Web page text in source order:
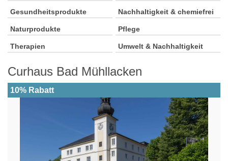
Gesundheitsprodukte Nachhaltigkeit & chemiefrei
Naturprodukte Pflege
Therapien Umwelt & Nachhaltigkeit
Curhaus Bad Mühllacken
10% Rabatt